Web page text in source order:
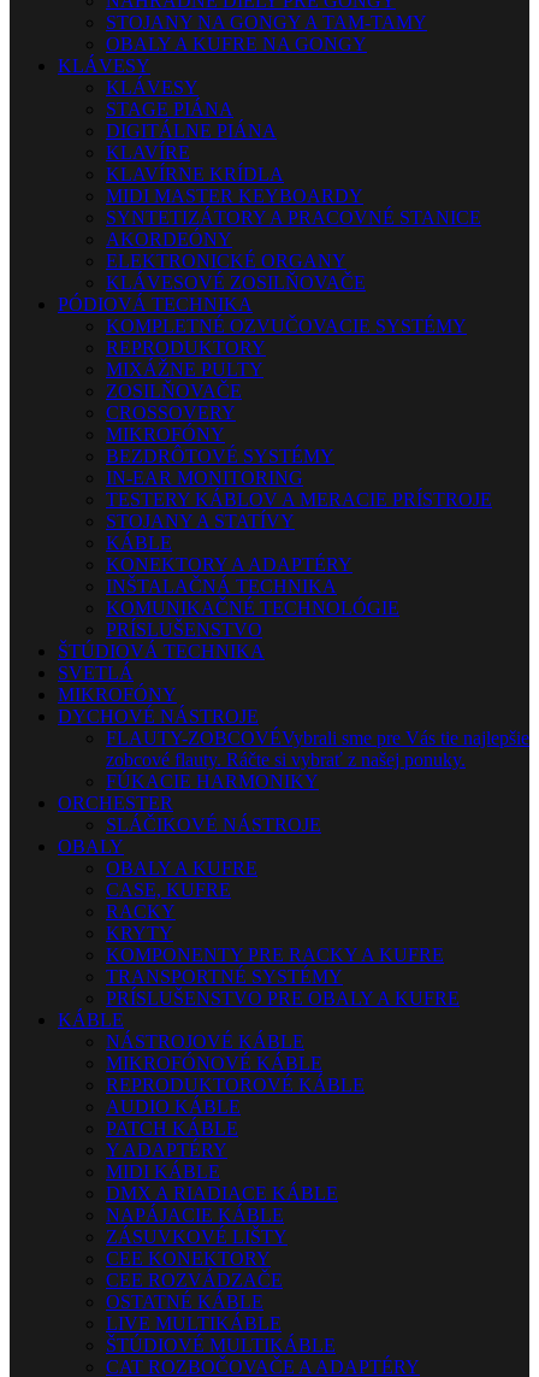
STOJANY NA GONGY A TAM-TAMY
OBALY A KUFRE NA GONGY
KLÁVESY
KLÁVESY
STAGE PIÁNA
DIGITÁLNE PIÁNA
KLAVÍRE
KLAVÍRNE KRÍDLA
MIDI MASTER KEYBOARDY
SYNTETIZÁTORY A PRACOVNÉ STANICE
AKORDEÓNY
ELEKTRONICKÉ ORGANY
KLÁVESOVÉ ZOSILŇOVAČE
PÓDIOVÁ TECHNIKA
KOMPLETNÉ OZVUČOVACIE SYSTÉMY
REPRODUKTORY
MIXÁŽNE PULTY
ZOSILŇOVAČE
CROSSOVERY
MIKROFÓNY
BEZDRÔTOVÉ SYSTÉMY
IN-EAR MONITORING
TESTERY KÁBLOV A MERACIE PRÍSTROJE
STOJANY A STATÍVY
KÁBLE
KONEKTORY A ADAPTÉRY
INŠTALAČNÁ TECHNIKA
KOMUNIKAČNÉ TECHNOLÓGIE
PRÍSLUŠENSTVO
ŠTÚDIOVÁ TECHNIKA
SVETLÁ
MIKROFÓNY
DYCHOVÉ NÁSTROJE
FLAUTY-ZOBCOVÉVybrali sme pre Vás tie najlepšie
zobcové flauty. Ráčte si vybrať z našej ponuky.
FÚKACIE HARMONIKY
ORCHESTER
SLÁČIKOVÉ NÁSTROJE
OBALY
OBALY A KUFRE
CASE, KUFRE
RACKY
KRYTY
KOMPONENTY PRE RACKY A KUFRE
TRANSPORTNÉ SYSTÉMY
PRÍSLUŠENSTVO PRE OBALY A KUFRE
KÁBLE
NÁSTROJOVÉ KÁBLE
MIKROFÓNOVÉ KÁBLE
REPRODUKTOROVÉ KÁBLE
AUDIO KÁBLE
PATCH KÁBLE
Y ADAPTÉRY
MIDI KÁBLE
DMX A RIADIACE KÁBLE
NAPÁJACIE KÁBLE
ZÁSUVKOVÉ LIŠTY
CEE KONEKTORY
CEE ROZVÁDZAČE
OSTATNÉ KÁBLE
LIVE MULTIKÁBLE
ŠTÚDIOVÉ MULTIKÁBLE
CAT ROZBOČOVAČE A ADAPTÉRY